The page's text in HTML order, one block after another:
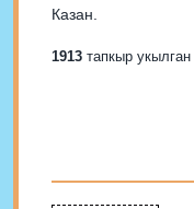
Казан.
1913 тапкыр укылган